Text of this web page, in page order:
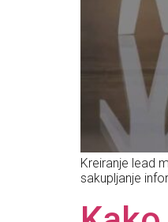
Kreiranje lead
sakupljanje